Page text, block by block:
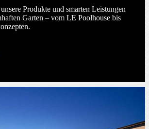
Produkte und smarten Leistungen
Garten – vom LE Poolhouse bis